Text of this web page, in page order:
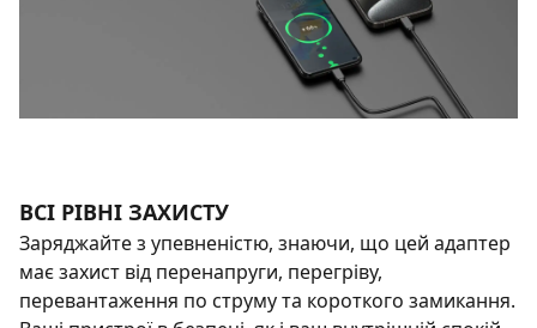
ВСІ РІВНІ ЗАХИСТУ
Заряджайте з упевненістю, знаючи, що цей адаптер
має захист від перенапруги, перегріву,
перевантаження по струму та короткого замикання.